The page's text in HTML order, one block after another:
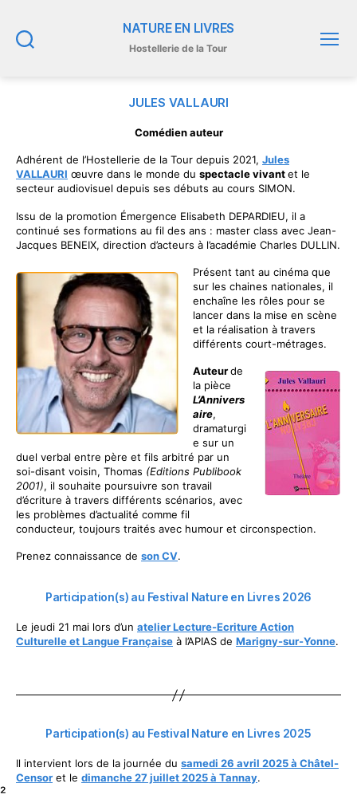
NATURE EN LIVRES
Hostellerie de la Tour
JULES VALLAURI
Comédien auteur
Adhérent de l’Hostellerie de la Tour depuis 2021, Jules
VALLAURI œuvre dans le monde du spectacle vivantet le
secteur audiovisuel depuis ses débuts au cours SIMON.
Issu de la promotion Émergence Elisabeth DEPARDIEU, il a
continué ses formations au fil des ans : master class avec Jean-
Jacques BENEIX, direction d’acteurs à l’académie Charles DULLIN.
Présent tant au cinéma que
sur les chaines nationales, il
enchaîne les rôles pour se
lancer dans la mise en scène
et la réalisation à travers
différents court-métrages.
Auteurde
la pièce
L’Annivers
aire,
dramaturgi
e sur un
duel verbal entre père et fils arbitré par un
soi-disant voisin, Thomas (Editions Publibook
2001), il souhaite poursuivre son travail
d’écriture à travers différents scénarios, avec
les problèmes d’actualité comme fil
conducteur, toujours traités avec humour et circonspection.
Prenez connaissance de son CV.
Participation(s) au Festival Nature en Livres 2026
Le jeudi 21 mai lors d’un atelierLecture-Ecriture Action
Culturelle et Langue Française à l’APIAS de Marigny-sur-Yonne.
Participation(s) au Festival Nature en Livres 2025
Il intervient lors de la journée du samedi 26 avril 2025 à Châtel-
Censor et le dimanche 27 juillet 2025 à Tannay.
²